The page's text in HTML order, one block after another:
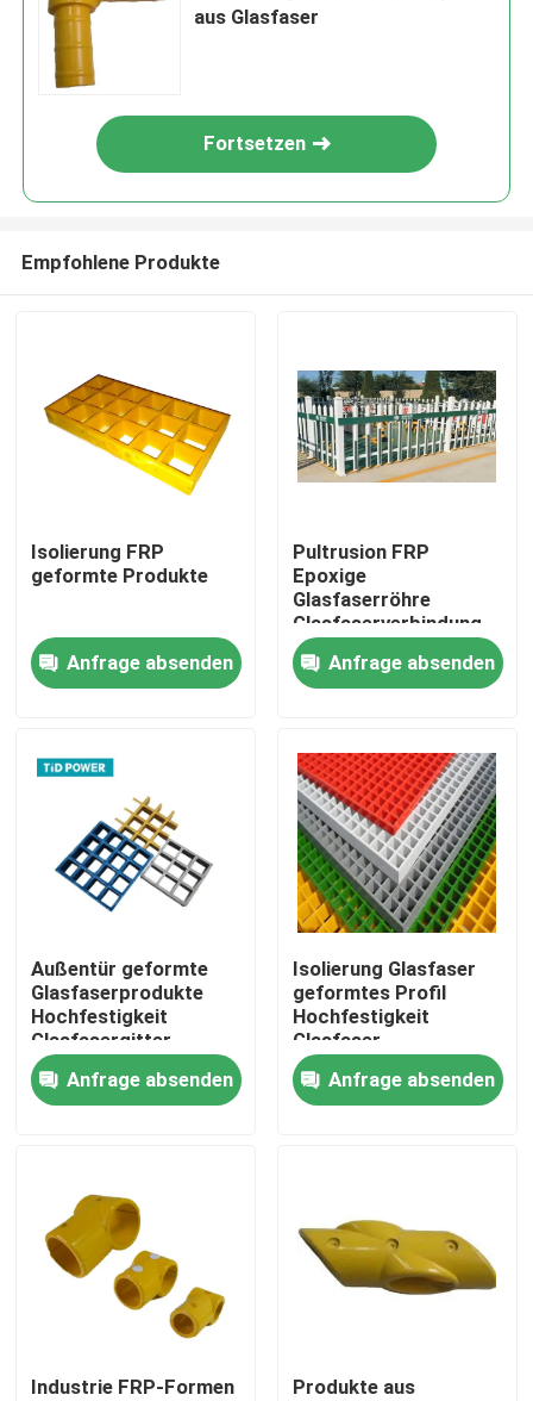
Produkte
Videos
Werksbesichtigung
Qualitätskontrolle
Neuigkeiten
Bitte um ein Angebot
Eisenbahnisolator
aus Glasfaser
Fortsetzen
Empfohlene Produkte
Isolierung FRP
geformte Produkte
Anfrage absenden
Pultrusion FRP
Epoxige
Glasfaserröhre
Glasfaserverbindung
Ellenbogen für
Hochspannung
Anfrage absenden
Außentür geformte
Glasfaserprodukte
Hochfestigkeit
Glasfasergitter
kundenspezifisch mit
verschiedenen Farben
Anfrage absenden
Isolierung Glasfaser
geformtes Profil
Hochfestigkeit
Glasfaser
Strukturprofile
Anfrage absenden
Industrie FRP-Formen
Produkte aus